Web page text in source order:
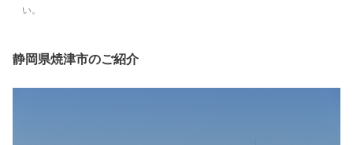
い。
静岡県焼津市のご紹介